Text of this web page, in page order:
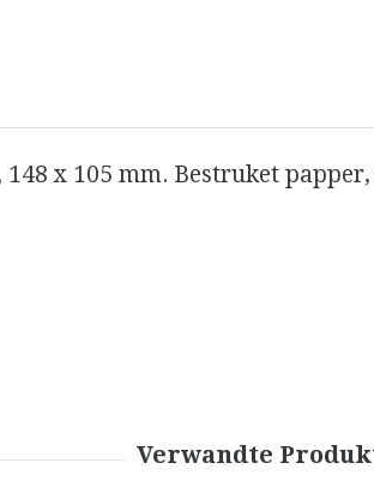
x 105 mm. Bestruket